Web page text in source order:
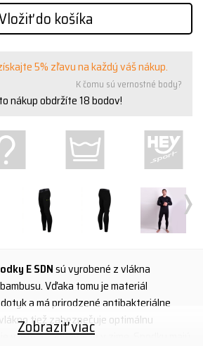
do košíka
5% zľavu na každý váš nákup.
K čomu sú vernostné body?
nákup obdržíte18bodov!
›
E SDNsú vyrobené z vlákna
Vďaka tomu je materiál
a má prirodzené antibakteriálne
tiež zabezpečuje optimálnu
v lete a zahrievanie v zime. Spodky majú
Zobraziť viac